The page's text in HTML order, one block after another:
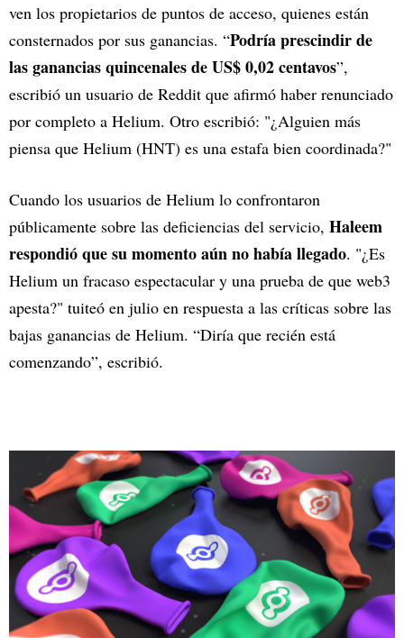
ven los propietarios de puntos de acceso, quienes están
consternados por sus ganancias. “Podría prescindir de
las ganancias quincenales de US$ 0,02 centavos”,
escribió un usuario de Reddit que afirmó haber renunciado
por completo a Helium. Otro escribió: "¿Alguien más
piensa que Helium (HNT) es una estafa bien coordinada?"
Cuando los usuarios de Helium lo confrontaron
públicamente sobre las deficiencias del servicio, Haleem
respondió que su momento aún no había llegado. "¿Es
Helium un fracaso espectacular y una prueba de que web3
apesta?" tuiteó en julio en respuesta a las críticas sobre las
bajas ganancias de Helium. “Diría que recién está
comenzando”, escribió.